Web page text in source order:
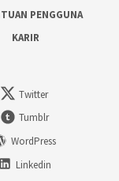
PENGGUNA
KARIR
Twitter
Tumblr
WordPress
Linkedin